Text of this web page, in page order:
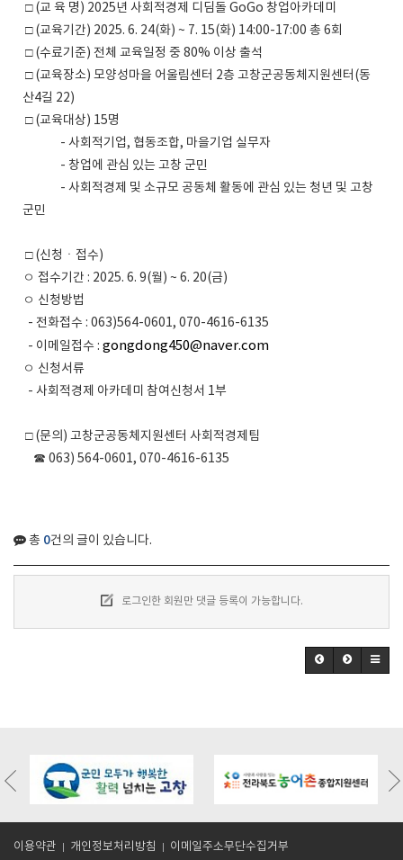
□ (교 육 명) 2025년 사회적경제 디딤돌 GoGo 창업아카데미
□ (교육기간) 2025. 6. 24(화) ~ 7. 15(화) 14:00-17:00 총 6회
□ (수료기준) 전체 교육일정 중 80% 이상 출석
□ (교육장소) 모양성마을 어울림센터 2층 고창군공동체지원센터(동
산4길 22)
□ (교육대상) 15명
- 사회적기업, 협동조합, 마을기업 실무자
- 창업에 관심 있는 고창 군민
- 사회적경제 및 소규모 공동체 활동에 관심 있는 청년 및 고창
군민
□ (신청ㆍ접수)
ㅇ 접수기간 : 2025. 6. 9(월) ~ 6. 20(금)
ㅇ 신청방법
- 전화접수 : 063)564-0601, 070-4616-6135
- 이메일접수 : gongdong450@naver.com
ㅇ 신청서류
- 사회적경제 아카데미 참여신청서 1부
□ (문의) 고창군공동체지원센터 사회적경제팀
☎ 063) 564-0601, 070-4616-6135
총 0건의 글이 있습니다.
로그인한 회원만 댓글 등록이 가능합니다.
https://gochangmaeul.kr/bbs/board.php?
bo_table=m05_01&wr_id=10
bo_table=m05_01&wr_id=9
이용약관 개인정보처리방침 이메일주소무단수집거부